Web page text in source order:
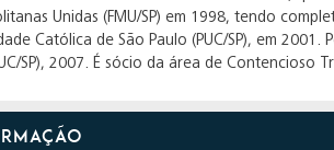
Unidas (FMU/SP) em 1998, tendo
Católica de São Paulo (PUC/SP), em
SP), 2007. É sócio da área de Contencioso